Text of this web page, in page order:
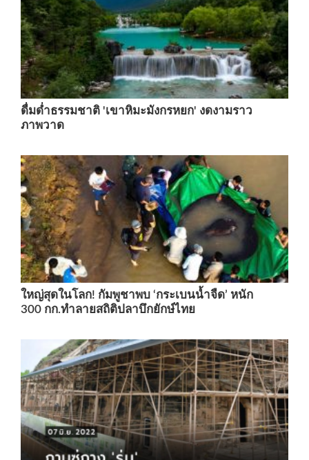
ดื่มด่ำธรรมชาติ 'เขาหิมะมังกรหยก' งดงามราว
ภาพวาด
ใหญ่สุดในโลก! กัมพูชาพบ ‘กระเบนน้ำจืด’ หนัก
300 กก.ทำลายสถิติปลาบึกยักษ์ไทย